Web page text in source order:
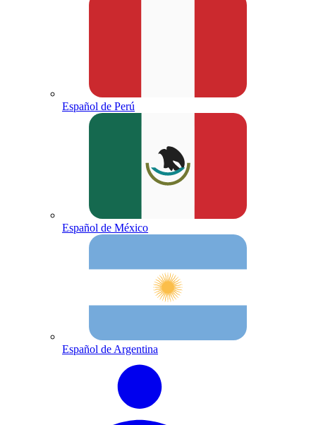
Español de Perú
Español de México
Español de Argentina